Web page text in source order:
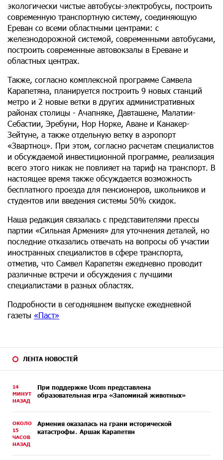
ЛЕНТА НОВОСТЕЙ
14
МИНУТ
НАЗАД
При поддержке Ucom представлена
образовательная игра «Запоминай животных»
ОКОЛО
15
ЧАСОВ
НАЗАД
Армения оказалась на грани исторической
катастрофы․ Аршак Карапетян
экологически чистые автобусы-электробусы, построить
современную транспортную систему, соединяющую
Ереван со всеми областными центрами: с
железнодорожной системой, современными автобусами,
построить современные автовокзалы в Ереване и
областных центрах.
Также, согласно комплексной программе Самвела
Карапетяна, планируется построить 9 новых станций
метро и 2 новые ветки в других административных
районах столицы - Ачапняке, Давташене, Малатии-
Себастии, Эребуни, Нор Норке, Аване и Канакер-
Зейтуне, а также отдельную ветку в аэропорт
«Звартноц». При этом, согласно расчетам специалистов
и обсуждаемой инвестиционной программе, реализация
всего этого никак не повлияет на тариф на транспорт. В
настоящее время также обсуждается возможность
бесплатного проезда для пенсионеров, школьников и
студентов или введения системы 50% скидок.
Наша редакция связалась с представителями прессы
партии «Сильная Армения» для уточнения деталей, но
последние отказались отвечать на вопросы об участии
иностранных специалистов в сфере транспорта,
отметив, что Самвел Карапетян ежедневно проводит
различные встречи и обсуждения с лучшими
специалистами в разных областях.
Подробности в сегодняшнем выпуске ежедневной
газеты «Паст»